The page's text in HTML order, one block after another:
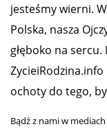
jesteśmy wierni.
Polska, nasza
głęboko na
ochoty do tego, by
Bądź z nami w